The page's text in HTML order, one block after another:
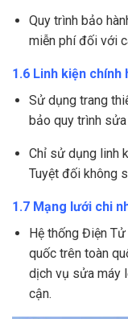
Quy trình bảo
miễn phí đối với
1.6 Linh kiện chính
Sử dụng trang
bảo quy trình sửa
Chỉ sử dụng linh
Tuyệt đối không
1.7 Mạng lưới chi
Hệ thống Điện
quốc trên toàn
dịch vụ sửa máy
cận.